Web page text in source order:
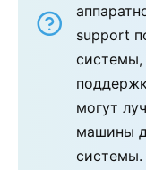
support
системы,
могут
машины
системы.